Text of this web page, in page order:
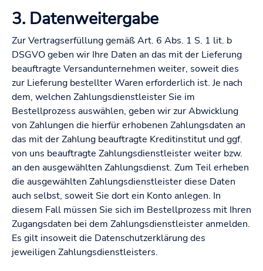
3. Datenweitergabe
Zur Vertragserfüllung gemäß Art. 6 Abs. 1 S. 1 lit. b
DSGVO geben wir Ihre Daten an das mit der Lieferung
beauftragte Versandunternehmen weiter, soweit dies
zur Lieferung bestellter Waren erforderlich ist. Je nach
dem, welchen Zahlungsdienstleister Sie im
Bestellprozess auswählen, geben wir zur Abwicklung
von Zahlungen die hierfür erhobenen Zahlungsdaten an
das mit der Zahlung beauftragte Kreditinstitut und ggf.
von uns beauftragte Zahlungsdienstleister weiter bzw.
an den ausgewählten Zahlungsdienst. Zum Teil erheben
die ausgewählten Zahlungsdienstleister diese Daten
auch selbst, soweit Sie dort ein Konto anlegen. In
diesem Fall müssen Sie sich im Bestellprozess mit Ihren
Zugangsdaten bei dem Zahlungsdienstleister anmelden.
Es gilt insoweit die Datenschutzerklärung des
jeweiligen Zahlungsdienstleisters.